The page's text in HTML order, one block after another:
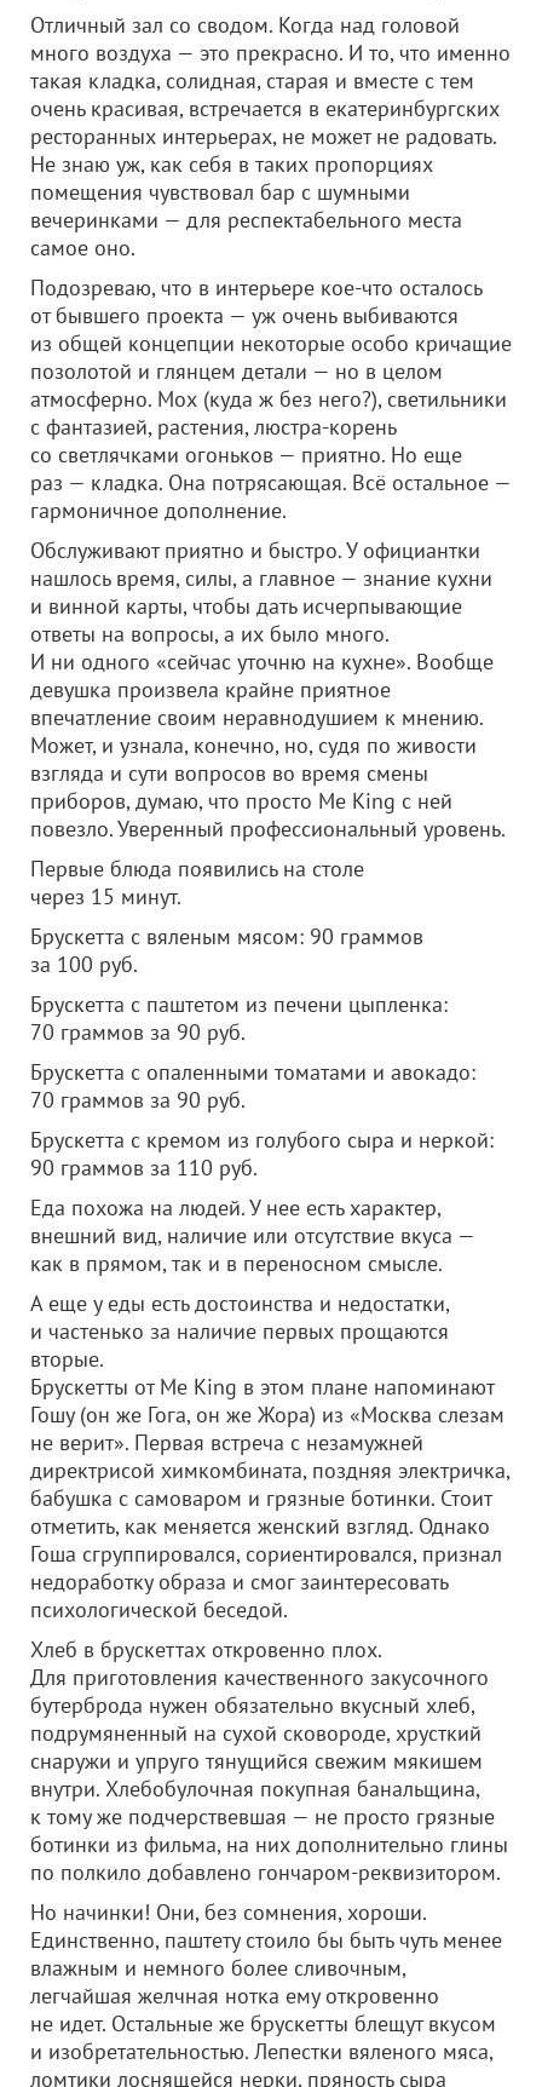
Отличный зал со сводом. Когда над головой
много воздуха — это прекрасно. И то, что именно
такая кладка, солидная, старая и вместе с тем
очень красивая, встречается в екатеринбургских
ресторанных интерьерах, не может не радовать.
Не знаю уж, как себя в таких пропорциях
помещения чувствовал бар с шумными
вечеринками — для респектабельного места
самое оно.
Подозреваю, что в интерьере кое-что осталось
от бывшего проекта — уж очень выбиваются
из общей концепции некоторые особо кричащие
позолотой и глянцем детали — но в целом
атмосферно. Мох (куда ж без него?), светильники
с фантазией, растения, люстра-корень
со светлячками огоньков — приятно. Но еще
раз — кладка. Она потрясающая. Всё остальное —
гармоничное дополнение.
Обслуживают приятно и быстро. У официантки
нашлось время, силы, а главное — знание кухни
и винной карты, чтобы дать исчерпывающие
ответы на вопросы, а их было много.
И ни одного «сейчас уточню на кухне». Вообще
девушка произвела крайне приятное
впечатление своим неравнодушием к мнению.
Может, и узнала, конечно, но, судя по живости
взгляда и сути вопросов во время смены
приборов, думаю, что просто Me King с ней
повезло. Уверенный профессиональный уровень.
Первые блюда появились на столе
через 15 минут.
Брускетта с вяленым мясом: 90 граммов
за 100 руб.
Брускетта с паштетом из печени цыпленка:
70 граммов за 90 руб.
Брускетта с опаленными томатами и авокадо:
70 граммов за 90 руб.
Брускетта с кремом из голубого сыра и неркой:
90 граммов за 110 руб.
Еда похожа на людей. У нее есть характер,
внешний вид, наличие или отсутствие вкуса —
как в прямом, так и в переносном смысле.
А еще у еды есть достоинства и недостатки,
и частенько за наличие первых прощаются
вторые.
Брускетты от Me King в этом плане напоминают
Гошу (он же Гога, он же Жора) из «Москва слезам
не верит». Первая встреча с незамужней
директрисой химкомбината, поздняя электричка,
бабушка с самоваром и грязные ботинки. Стоит
отметить, как меняется женский взгляд. Однако
Гоша сгруппировался, сориентировался, признал
недоработку образа и смог заинтересовать
психологической беседой.
Хлеб в брускеттах откровенно плох.
Для приготовления качественного закусочного
бутерброда нужен обязательно вкусный хлеб,
подрумяненный на сухой сковороде, хрусткий
снаружи и упруго тянущийся свежим мякишем
внутри. Хлебобулочная покупная банальщина,
к тому же подчерствевшая — не просто грязные
ботинки из фильма, на них дополнительно глины
по полкило добавлено гончаром-реквизитором.
Но начинки! Они, без сомнения, хороши.
Единственно, паштету стоило бы быть чуть менее
влажным и немного более сливочным,
легчайшая желчная нотка ему откровенно
не идет. Остальные же брускетты блещут вкусом
и изобретательностью. Лепестки вяленого мяса,
ломтики лоснящейся нерки, пряность сыра